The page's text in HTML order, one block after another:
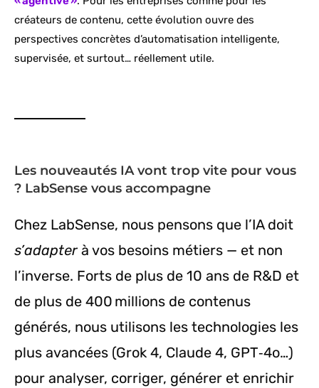
créateurs de contenu, cette évolution ouvre des
perspectives concrètes d’automatisation intelligente,
supervisée, et surtout… réellement utile.
Les nouveautés IA vont trop vite pour vous
? LabSense vous accompagne
Chez LabSense, nous pensons que l’IA doit
s’adapterà vos besoins métiers — et non
l’inverse. Forts de plus de 10 ans de R&D et
de plus de 400 millions de contenus
générés, nous utilisons les technologies les
plus avancées (Grok 4, Claude 4, GPT‑4o…)
pour analyser, corriger, générer et enrichir